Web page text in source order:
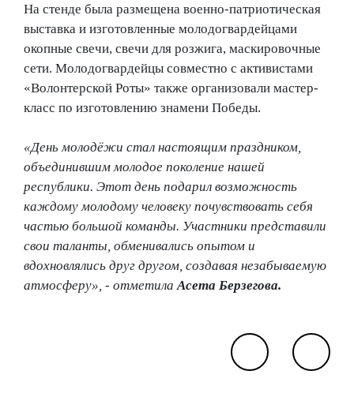
На стенде была размещена военно-патриотическая
выставка и изготовленные молодогвардейцами
окопные свечи, свечи для розжига, маскировочные
сети. Молодогвардейцы совместно с активистами
«Волонтерской Роты» также организовали мастер-
класс по изготовлению знамени Победы.
«День молодёжи стал настоящим праздником,
объединившим молодое поколение нашей
республики. Этот день подарил возможность
каждому молодому человеку почувствовать себя
частью большой команды. Участники представили
свои таланты, обменивались опытом и
вдохновлялись друг другом, создавая незабываемую
атмосферу», - отметилаАсета Берзегова.